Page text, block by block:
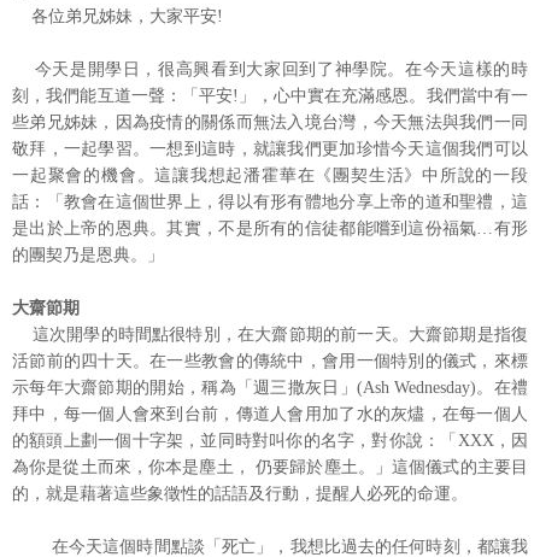
各位弟兄姊妹，大家平安!
今天是開學日，很高興看到大家回到了神學院。在今天這樣的時
刻，我們能互道一聲：「平安!」，心中實在充滿感恩。我們當中有一
些弟兄姊妹，因為疫情的關係而無法入境台灣，今天無法與我們一同
敬拜，一起學習。一想到這時，就讓我們更加珍惜今天這個我們可以
一起聚會的機會。這讓我想起潘霍華在《團契生活》中所說的一段
話：「教會在這個世界上，得以有形有體地分享上帝的道和聖禮，這
是出於上帝的恩典。其實，不是所有的信徒都能嚐到這份福氣…有形
的團契乃是恩典。」
大齋節期
這次開學的時間點很特別，在大齋節期的前一天。大齋節期是指復
活節前的四十天。在一些教會的傳統中，會用一個特別的儀式，來標
示每年大齋節期的開始，稱為「週三撒灰日」(Ash Wednesday)。在禮
拜中，每一個人會來到台前，傳道人會用加了水的灰燼，在每一個人
的額頭上劃一個十字架，並同時對叫你的名字，對你說：「XXX，因
為你是從土而來，你本是塵土， 仍要歸於塵土。」這個儀式的主要目
的，就是藉著這些象徵性的話語及行動，提醒人必死的命運。
在今天這個時間點談「死亡」，我想比過去的任何時刻，都讓我